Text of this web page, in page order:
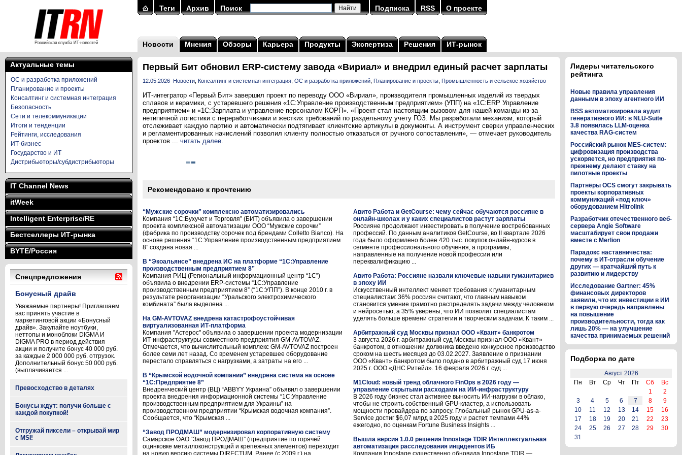
Теги Архив Поиск Подписка RSS О проекте
Новости Мнения Обзоры Карьера Продукты Экспертиза Решения ИТ-рынок
Актуальные темы
ОС и разработка приложений
Планирование и проекты
Консалтинг и системная интеграция
Безопасность
Сети и телекоммуникации
Итоги и тенденции
Рейтинги, исследования
ИТ-бизнес
Государство и ИТ
Дистрибьюторы/субдистрибьюторы
IT Channel News
itWeek
Intelligent Enterprise/RE
Бестселлеры ИТ-рынка
BYTE/Россия
Спецпредложения
Бонусный драйв
Уважаемые партнеры! Приглашаем
вас принять участие в
маркетинговой акции «Бонусный
драйв». Закупайте ноутбуки,
неттопы и моноблоки DIGMA И
DIGMA PRO в период действия
акции и получите бонус 40 000 руб.
за каждые 2 000 000 руб. отгрузок.
Дополнительный бонус 50 000 руб.
(выплачивается ...
Превосходство в деталях
Бонусы ждут: получи больше с
каждой покупкой!
Отгружай пиксели – открывай мир
с MSI!
Первый Бит обновил ERP-систему завода «Вириал» и внедрил единый расчет зарплаты
12.05.2026 Новости Консалтинг и системная интеграция ОС и разработка приложений Планирование и проекты Промышленность и сельское хозяйство
ИТ-интегратор «Первый Бит» завершил проект по переводу ООО «Вириал», производителя промышленных изделий из твердых
сплавов и керамики, с устаревшего решения «1С:Управление производственным предприятием» (УПП) на «1С:ERP Управление
предприятием» и «1С:Зарплата и управление персоналом КОРП». «Проект стал настоящим вызовом для нашей команды из-за
нетипичной логистики с переработчиками и жестких требований по раздельному учету ГОЗ. Мы разработали механизм, который
отслеживает каждую партию и автоматически подтягивает клиентские артикулы в документы. А инструмент сверки управленческих
и регламентированных начислений позволил клиенту полностью отказаться от ручного сопоставления», — отмечает руководитель
проектов ... читать далее.
Рекомендовано к прочтению
“Мужские сорочки” комплексно автоматизировались
Компания “1С:Бухучет и Торговля” (БИТ) объявила о завершении
проекта комплексной автоматизации ООО “Мужские сорочки”
(фабрика по производству сорочек под брендами Colletto Bianco). На
основе решения “1С:Управление производственным предприятием
8” создана новая ...
В “Экоальянсе” внедрена ИС на платформе “1С:Управление
производственным предприятием 8”
Компания РИЦ (Региональный информационный центр “1С”)
объявила о внедрении ERP-системы “1С:Управление
производственным предприятием 8” (“1С:УПП”). В конце 2010 г. в
результате реорганизации “Уральского электрохимического
комбината” была выделена ...
На GM-AVTOVAZ внедрена катастрофоустойчивая
виртуализованная ИТ-платформа
Компания "Астерос" объявила о завершении проекта модернизации
ИТ-инфраструктуры совместного предприятия GM-AVTOVAZ.
Отмечается, что вычислительный комплекс GM-AVTOVAZ построен
более семи лет назад. Со временем устаревшее оборудование
перестало справляться с нагрузками, а затраты на его ...
В “Крымской водочной компании” внедрена система на основе
“1С:Предприятие 8”
Внедренческий центр (ВЦ) “ABBYY Украина” объявил о завершении
проекта внедрения информационной системы “1С:Управление
производственным предприятием для Украины” на
производственном предприятии “Крымская водочная компания”.
Сообщается, что “Крымская ...
“Завод ПРОДМАШ” модернизировал корпоративную систему
Самарское ОАО “Завод ПРОДМАШ” (предприятие по горячей
оцинковке металлоконструкций и крепежных элементов) переходит
на новую версию системы DIRECTUM. Ранее (с 2009 г.) на
Авито Работа и GetCourse: чему сейчас обучаются россияне в
онлайн-школах и у каких специалистов растут зарплаты
Россияне продолжают инвестировать в получение востребованных
профессий. По данным аналитиков GetCourse, во II квартале 2026
года было оформлено более 420 тыс. покупок онлайн-курсов в
сегменте профессионального обучения, а программы,
направленные на получение новой профессии или
переквалификацию ...
Авито Работа: Россияне назвали ключевые навыки гуманитариев
в эпоху ИИ
Искусственный интеллект меняет требования к гуманитарным
специалистам: 36% россиян считают, что главным навыком
становится умение грамотно распределять задачи между человеком
и нейросетью, а 35% уверены, что ИИ позволит специалистам
уделять больше времени стратегии и творческим задачам. К таким ...
Арбитражный суд Москвы признал ООО «Квант» банкротом
3 августа 2026 г. арбитражный суд Москвы признал ООО «Квант»
банкротом, в отношении должника введено конкурсное производство
сроком на шесть месяцев до 03.02.2027. Заявление о признании
ООО «Квант» банкротом было подано в арбитражный суд 17 июня
2025 г. ООО «ДНС Ритейл». 16 февраля 2026 г. суд ...
M1Cloud: новый тренд облачного FinOps в 2026 году —
управление скрытыми расходами на ИИ-инфраструктуру
В 2026 году бизнес стал активнее выносить ИИ-нагрузки в облако,
чтобы не строить собственный GPU-кластер, а использовать
мощности провайдера по запросу. Глобальный рынок GPU-as-a-
Service достиг $6,07 млрд в 2025 году и растет темпами 44%
ежегодно, по оценкам Fortune Business Insights ...
Вышла версия 1.0.0 решения Innostage TDIR Интеллектуальная
автоматизация расследования инцидентов ИБ
Компания Innostage существенно обновила Innostage TDIR —
Лидеры читательского
рейтинга
Новые правила управления
данными в эпоху агентного ИИ
BSS автоматизировала аудит
генеративного ИИ: в NLU-Suite
3.8 появилась LLM-оценка
качества RAG-систем
Российский рынок MES-систем:
цифровизация производства
ускоряется, но предприятия по-
прежнему делают ставку на
пилотные проекты
Партнёры OCS смогут закрывать
проекты корпоративных
коммуникаций «под ключ»
оборудованием Hitrolink
Разработчик отечественного веб-
сервера Angie Software
масштабирует свои продажи
вместе с Merlion
Парадокс наставничества:
почему в ИТ-отрасли обучение
других — кратчайший путь к
развитию и лидерству
Исследование Gartner: 45%
финансовых директоров
заявили, что их инвестиции в ИИ
в первую очередь направлены
на повышение
производительности, тогда как
лишь 20% — на улучшение
качества принимаемых решений
Подборка по дате
Август 2026
Пн
Вт Ср Чт Пт Сб
Вс
1
2
3
4 5 6 7 8
9
10
11 12 13 14 15
16
17
18 19 20 21 22
23
24
25 26 27 28 29
30
31